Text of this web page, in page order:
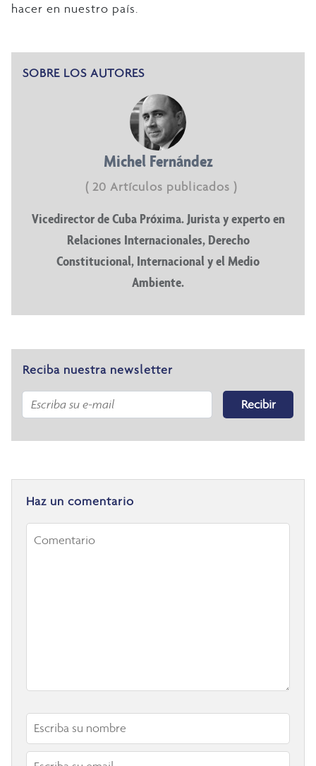
hacer en nuestro país.
SOBRE LOS AUTORES
Michel Fernández
( 20 Artículos publicados )
Vicedirector de Cuba Próxima. Jurista y experto en
Relaciones Internacionales, Derecho
Constitucional, Internacional y el Medio
Ambiente.
Reciba nuestra newsletter
Recibir
Haz un comentario